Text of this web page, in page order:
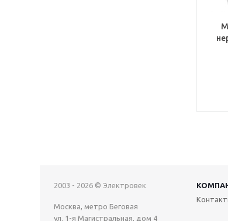
2003 - 2026 © Электровек
Москва, метро Беговая
ул. 1-я Магистральная, дом 4